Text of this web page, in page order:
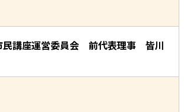
民講座運営委員会 前代表理事 皆川